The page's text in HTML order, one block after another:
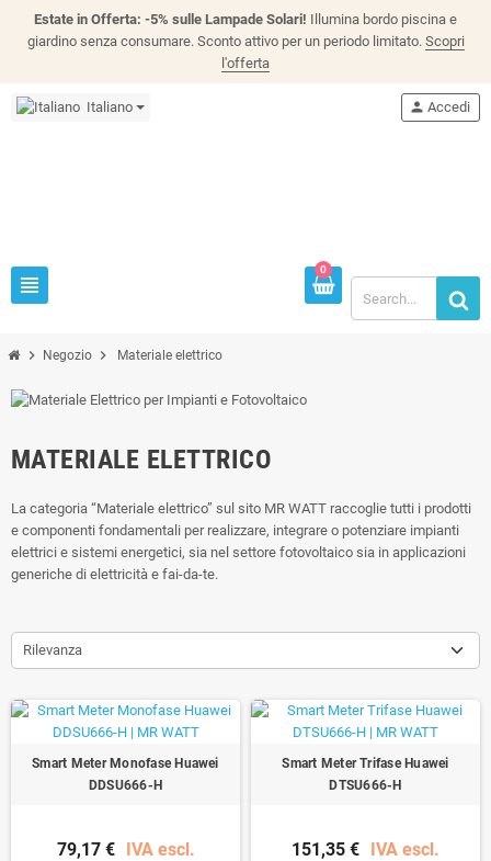
Estate in Offerta: -5% sulle Lampade Solari! Illumina bordo piscina e
giardino senza consumare. Sconto attivo per un periodo limitato. Scopri
l'offerta
Italiano
view_headline
person Accedi
0
chevron_right Negozio chevron_right Materiale elettrico
MATERIALE ELETTRICO
La categoria “Materiale elettrico” sul sito MR WATT raccoglie tutti i prodotti
e componenti fondamentali per realizzare, integrare o potenziare impianti
elettrici e sistemi energetici, sia nel settore fotovoltaico sia in applicazioni
generiche di elettricità e fai-da-te.
Rilevanza
Smart Meter Monofase Huawei
DDSU666-H
79,17 € IVA escl.
Smart Meter Trifase Huawei
DTSU666-H
151,35 € IVA escl.